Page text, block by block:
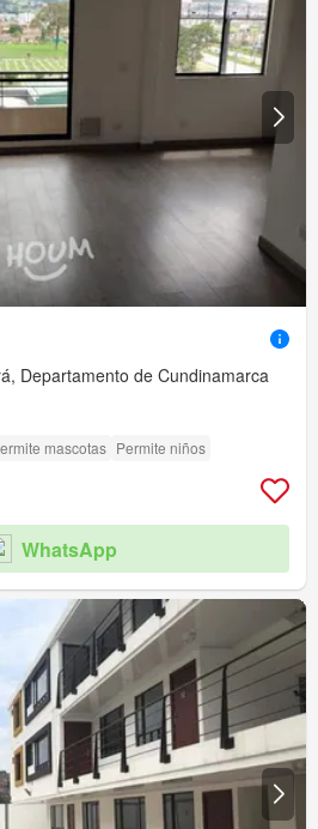
Departamento de Cundinamarca
mascotas Permite niños
WhatsApp